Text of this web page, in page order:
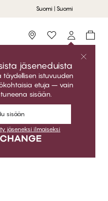
Suomi | Suomi
Storefinder
jäseneduista
istuvuuden
etuja – vain
sisään.
sisään
jäseneksi ilmaiseksi
jäsenedut
sisään.